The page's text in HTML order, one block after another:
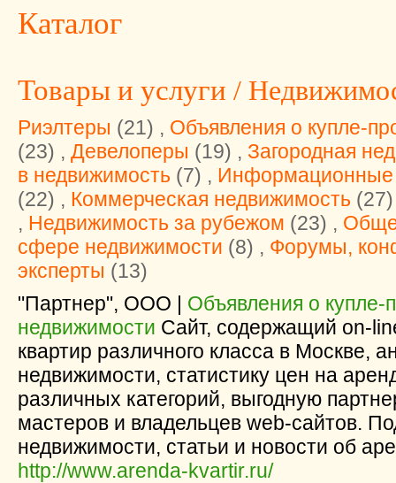
Каталог
Товары и услуги /
Риэлтеры (21) , Объявления о купле-
(23) , Девелоперы (19) , Загородная
в недвижимость (7) , Информационные
(22) , Коммерческая недвижимость
, Недвижимость за рубежом (23) ,
сфере недвижимости (8) , Форумы,
эксперты (13)
"Партнер", ООО | Объявления о купле-
недвижимости Сайт, содержащий on-
квартир различного класса в Москве,
недвижимости, статистику цен на
различных категорий, выгодную
мастеров и владельцев web-сайтов.
недвижимости, статьи и новости об
http://www.arenda-kvartir.ru/